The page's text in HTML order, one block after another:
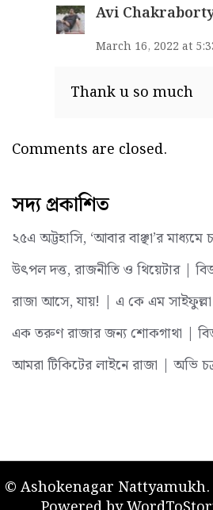
Avi
March 16, 2022 at
Thank u so much
Comments are closed.
সদ্য প্রকাশিত
২৫এ অট্টহাসি, ‘আবার বাঞ্ছা’র
উৎপল দত্ত, রাজনীতি ও থিয়েটার |
রাজা আসে, যায়! | এ কে এম সাইফুল্লা
এক তরুণ রাজার জন্য শোকগাথা |
আমরা টিকিটের লাইনে রাজা | অভি
© Ashokenagar